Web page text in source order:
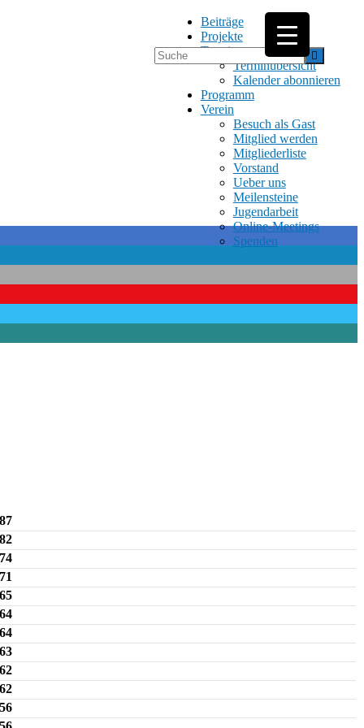
Beiträge
Projekte
Termine
Terminübersicht
Kalender abonnieren
Programm
Verein
Besuch als Gast
Mitglied werden
Mitgliederliste
Vorstand
Ueber uns
Meilensteine
Jugendarbeit
Online-Meetings
Spenden
87
82
74
71
65
64
64
63
62
62
56